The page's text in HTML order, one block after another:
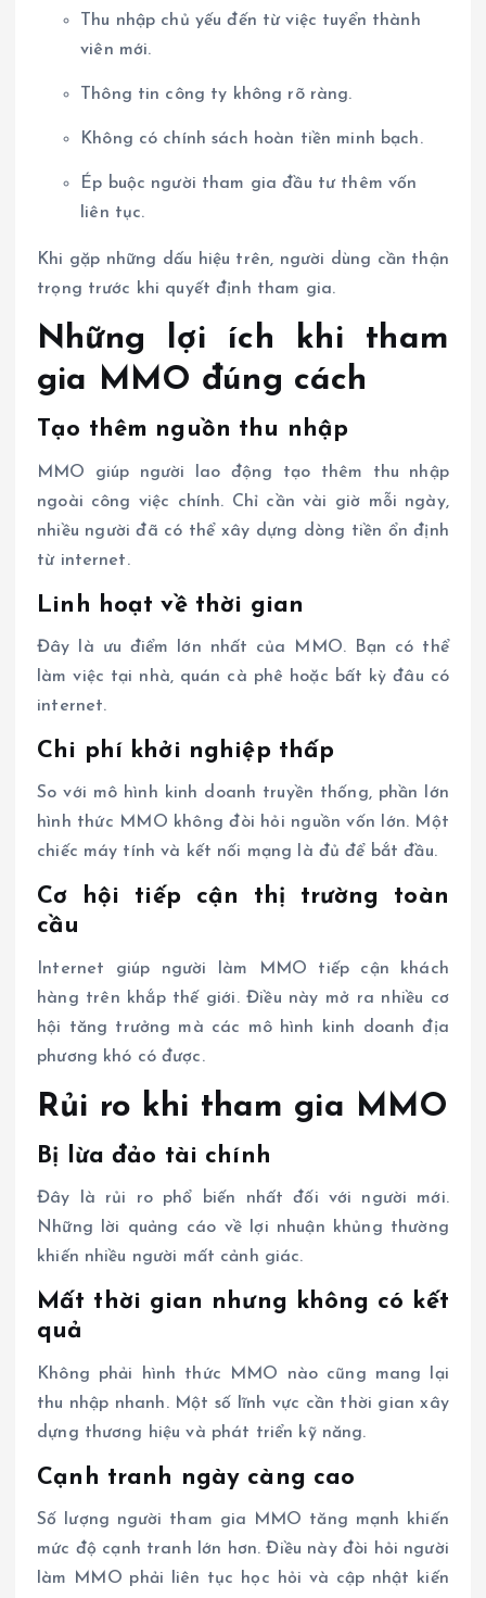
Thu nhập chủ yếu đến từ việc tuyển thành
viên mới.
Thông tin công ty không rõ ràng.
Không có chính sách hoàn tiền minh bạch.
Ép buộc người tham gia đầu tư thêm vốn
liên tục.
Khi gặp những dấu hiệu trên, người dùng cần thận
trọng trước khi quyết định tham gia.
Những lợi ích khi tham
gia MMO đúng cách
Tạo thêm nguồn thu nhập
MMO giúp người lao động tạo thêm thu nhập
ngoài công việc chính. Chỉ cần vài giờ mỗi ngày,
nhiều người đã có thể xây dựng dòng tiền ổn định
từ internet.
Linh hoạt về thời gian
Đây là ưu điểm lớn nhất của MMO. Bạn có thể
làm việc tại nhà, quán cà phê hoặc bất kỳ đâu có
internet.
Chi phí khởi nghiệp thấp
So với mô hình kinh doanh truyền thống, phần lớn
hình thức MMO không đòi hỏi nguồn vốn lớn. Một
chiếc máy tính và kết nối mạng là đủ để bắt đầu.
Cơ hội tiếp cận thị trường toàn
cầu
Internet giúp người làm MMO tiếp cận khách
hàng trên khắp thế giới. Điều này mở ra nhiều cơ
hội tăng trưởng mà các mô hình kinh doanh địa
phương khó có được.
Rủi ro khi tham gia MMO
Bị lừa đảo tài chính
Đây là rủi ro phổ biến nhất đối với người mới.
Những lời quảng cáo về lợi nhuận khủng thường
khiến nhiều người mất cảnh giác.
Mất thời gian nhưng không có kết
quả
Không phải hình thức MMO nào cũng mang lại
thu nhập nhanh. Một số lĩnh vực cần thời gian xây
dựng thương hiệu và phát triển kỹ năng.
Cạnh tranh ngày càng cao
Số lượng người tham gia MMO tăng mạnh khiến
mức độ cạnh tranh lớn hơn. Điều này đòi hỏi người
làm MMO phải liên tục học hỏi và cập nhật kiến